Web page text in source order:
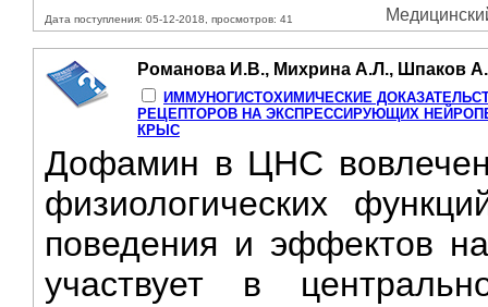
Дата поступления: 05-12-2018, просмотров: 41
Романова И.В., Михрина А.Л., Шпаков
ИММУНОГИСТОХИМИЧЕСКИЕ
РЕЦЕПТОРОВ НА ЭКСПРЕССИРУЮЩИХ
КРЫС
Дофамин в ЦНС вовлечен
физиологических
поведения и эффектов
участвует в